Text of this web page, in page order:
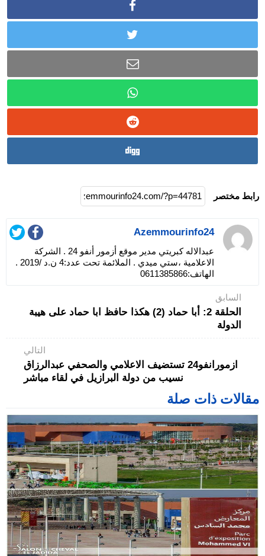
رابط مختصر
Azemmourinfo24
عبدالاله كبريتي مدير موقع أزمور أنفو 24 . الشركة
الاعلامية ،ستي ميدي . الملائمة تحت عدد:4 ن.د /2019 .
الهاتف:0611385866
السابق
الحلقة 2: أبا حماد (2) هكذا حافظ ابا حماد على هيبة
الدولة
التالي
ازمورانفو24 تستضيف الاعلامي والصحفي عبدالرزاق
نسيب من دولة البرازيل في لقاء مباشر
مقالات ذات صلة